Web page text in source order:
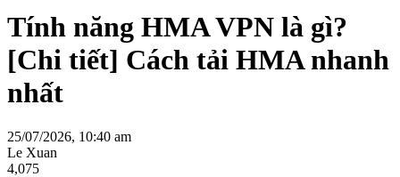
Tính năng HMA VPN là gì?
[Chi tiết] Cách tải HMA nhanh
nhất
25/07/2026, 10:40 am
Le Xuan
4,075